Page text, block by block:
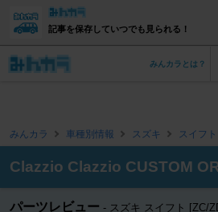
記事を保存していつでも見られる！
みんカラとは？
みんカラ 車種別情報 スズキ スイフト
Clazzio Clazzio CUSTOM
パーツレビュー スズキ スイフト [ZC/